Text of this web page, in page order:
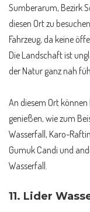
Sumberarum, Bezirk
diesen Ort zu
Fahrzeug, da keine
Die Landschaft ist
der Natur ganz nah
An diesem Ort
genießen, wie zum
Wasserfall, Karo-
Gumuk Candi und
Wasserfall.
11. Lider